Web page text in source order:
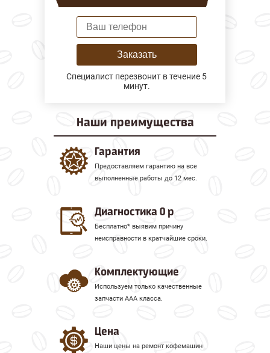
Заказать
Специалист перезвонит в течение 5
минут.
Наши преимущества
Гарантия
Предоставляем гарантию на все
выполненные работы до 12 мес.
Диагностика 0 р
Бесплатно* выявим причину
неисправности в кратчайшие сроки.
Комплектующие
Используем только качественные
запчасти ААА класса.
Цена
Наши цены на ремонт кофемашин